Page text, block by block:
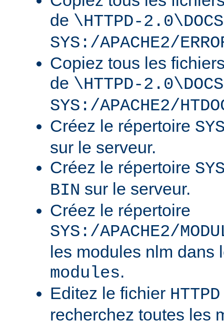
de \HTTPD-
SYS:/APACHE2/
Copiez tous les
de \HTTPD-
SYS:/APACHE2/
Créez le répertoire
sur le serveur.
Créez le répertoire
BIN sur le serveur.
Créez le répertoire
SYS:/APACHE2/
les modules nlm dans
modules.
Editez le fichier
recherchez toutes les